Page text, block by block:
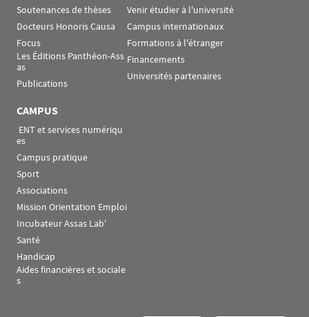
Soutenances de thèses
Docteurs Honoris Causa
Focus
Les Éditions Panthéon-Ass
as
Publications
Venir étudier à l'université
Campus internationaux
Formations à l'étranger
Financements
Universités partenaires
CAMPUS
es
Campus pratique
Sport
Associations
Mission Orientation Emploi
Incubateur Assas Lab'
Santé
Handicap
Aides financières et sociale
s